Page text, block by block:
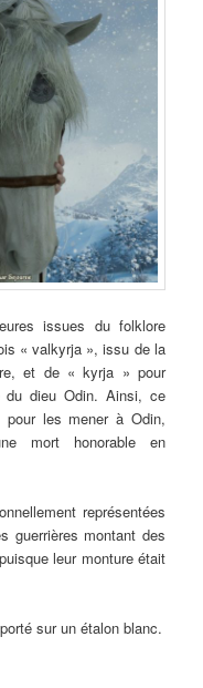
issues du folklore
« valkyrja », issu de la
et de « kyrja » pour
du dieu Odin. Ainsi, ce
les mener à Odin,
mort honorable en
représentées
guerrières montant des
leur monture était
sur un étalon blanc.